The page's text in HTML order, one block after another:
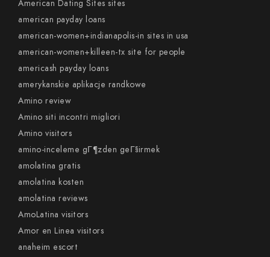
American Dating Sites sites
american payday loans
american-women+indianapolis-in sites in usa
american-women+killeen-tx site for people
americash payday loans
amerykanskie aplikacje randkowe
Amino review
Amino siti incontri migliori
Amino visitors
amino-inceleme gГ¶zden geГ§irmek
amolatina gratis
amolatina kosten
amolatina reviews
AmoLatina visitors
Amor en Linea visitors
anaheim escort